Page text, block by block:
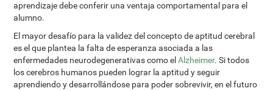
aprendizaje debe conferir una ventaja comportamental para el
alumno.
El mayor desafío para la validez del concepto de aptitud cerebral
es el que plantea la falta de esperanza asociada a las
enfermedades neurodegenerativas como elAlzheimer. Si todos
los cerebros humanos pueden lograr la aptitud y seguir
aprendiendo y desarrollándose para poder sobrevivir, en el futuro